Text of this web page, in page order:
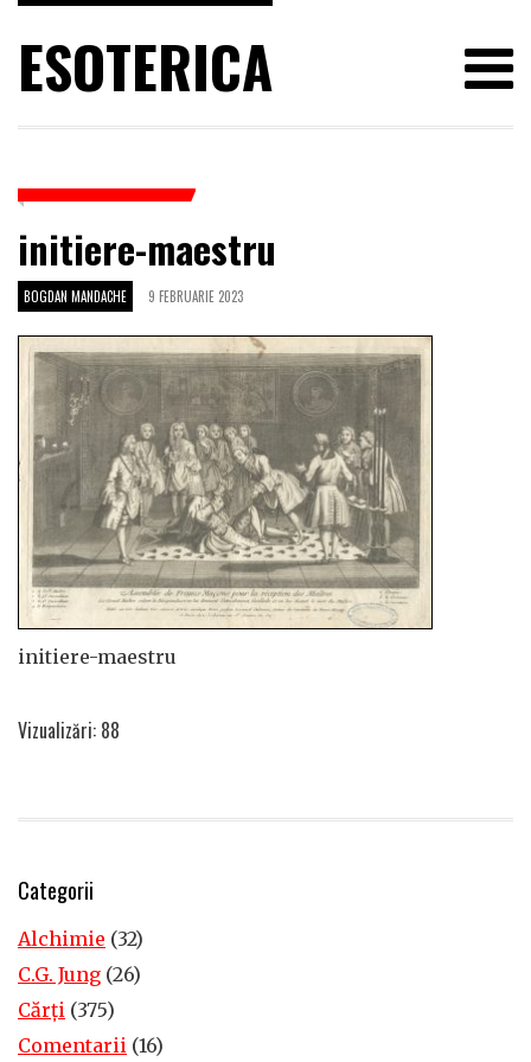
ESOTERICA
initiere-maestru
BOGDAN MANDACHE 9 FEBRUARIE 2023
initiere-maestru
Vizualizări: 88
Categorii
Alchimie (32)
C.G. Jung (26)
Cărţi (375)
Comentarii (16)